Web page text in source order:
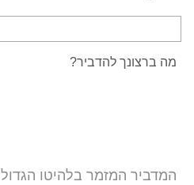
מה ברצונך להדביר?
המדביר המזמר בלהיטו הגדול